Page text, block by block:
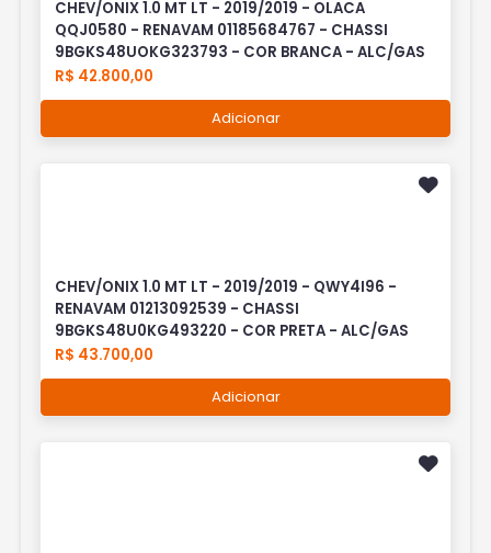
CHEV/ONIX 1.0 MT LT - 2019/2019 - OLACA
QQJ0580 - RENAVAM 01185684767 - CHASSI
9BGKS48UOKG323793 - COR BRANCA - ALC/GAS
R$ 42.800,00
Adicionar
CHEV/ONIX 1.0 MT LT - 2019/2019 - QWY4I96 -
RENAVAM 01213092539 - CHASSI
9BGKS48U0KG493220 - COR PRETA - ALC/GAS
R$ 43.700,00
Adicionar